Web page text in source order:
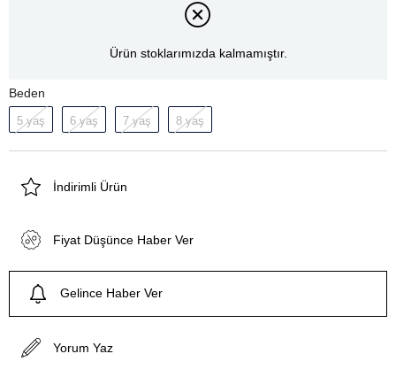
Ürün stoklarımızda kalmamıştır.
Beden
5 yaş 6 yaş 7 yaş 8 yaş
İndirimli Ürün
Fiyat Düşünce Haber Ver
Gelince Haber Ver
Yorum Yaz